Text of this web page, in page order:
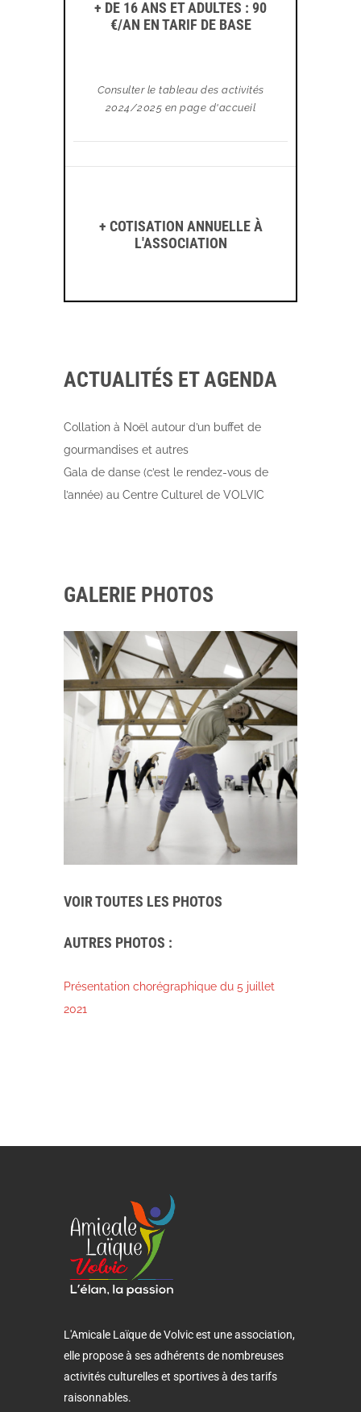
+ DE 16 ANS ET ADULTES : 90
€/AN EN TARIF DE BASE
Consulter le tableau des activités
2024/2025 en page d'accueil
+ COTISATION ANNUELLE À
L'ASSOCIATION
ACTUALITÉS ET AGENDA
Collation à Noël autour d’un buffet de
gourmandises et autres
Gala de danse (c’est le rendez-vous de
l’année) au Centre Culturel de VOLVIC
GALERIE PHOTOS
VOIR TOUTES LES PHOTOS
AUTRES PHOTOS :
Présentation chorégraphique du 5 juillet
2021
L'Amicale Laïque de Volvic est une association,
elle propose à ses adhérents de nombreuses
activités culturelles et sportives à des tarifs
raisonnables.